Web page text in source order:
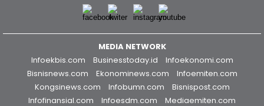
MEDIA NETWORK
Infoekbis.com
Businesstoday.id
Infoekonomi.com
Bisnisnews.com
Ekonominews.com
Infoemiten.com
Kongsinews.com
Infobumn.com
Bisnispost.com
Infofinansial.com
Infoesdm.com
Mediaemiten.com